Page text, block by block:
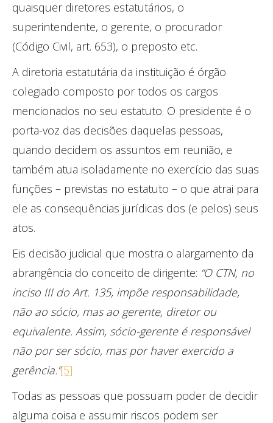
quaisquer diretores estatutários, o
superintendente, o gerente, o procurador
(Código Civil, art. 653), o preposto etc.
A diretoria estatutária da instituição é órgão
colegiado composto por todos os cargos
mencionados no seu estatuto. O presidente é o
porta-voz das decisões daquelas pessoas,
quando decidem os assuntos em reunião, e
também atua isoladamente no exercício das suas
funções – previstas no estatuto – o que atrai para
ele as consequências jurídicas dos (e pelos) seus
atos.
Eis decisão judicial que mostra o alargamento da
abrangência do conceito de dirigente: “O CTN, no
inciso III do Art. 135, impõe responsabilidade,
não ao sócio, mas ao gerente, diretor ou
equivalente. Assim, sócio-gerente é responsável
não por ser sócio, mas por haver exercido a
gerência.”[5]
Todas as pessoas que possuam poder de decidir
alguma coisa e assumir riscos podem ser